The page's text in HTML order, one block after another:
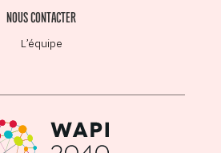
NOUS CONTACTER
L’équipe